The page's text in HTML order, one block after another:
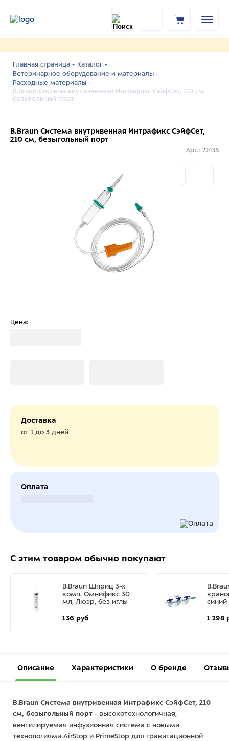
Главная страница - Каталог -
Ветеринарное оборудование и материалы -
Расходные материалы -
B.Braun Система внутривенная Интрафикс СэйфСет, 210 см,
безыгольный порт
B.Braun Система внутривенная Интрафикс СэйфСет,
210 см, безыгольный порт
Арт.: 22438
Цена:
Доставка
от 1 до 3 дней
Оплата
С этим товаром обычно покупают
B.Braun Шприц 3-х
комп. Омнификс 30
мл, Люэр, без иглы
136 руб
синий
1 298
Описание Характеристики О бренде
B.Braun Система внутривенная Интрафикс СэйфСет, 210
см, безыгольный порт - высокотехнологичная,
вентилируемая инфузионная система с новыми
технологиями AirStop и PrimeStop для гравитационной